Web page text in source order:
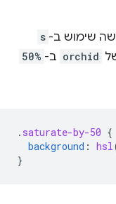
שימוש ב- s
orchid ב- 50%
. saturate-by-50 {
background : hsl
}